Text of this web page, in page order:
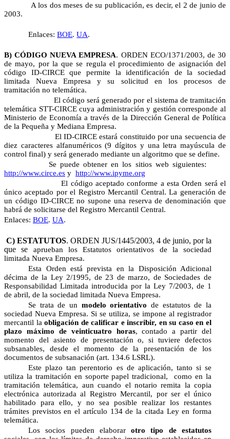
A los dos meses de su publicación, es decir, el 2 de junio de
2003.
Enlaces:BOE.UA.
B) CÓDIGO NUEVA EMPRESA. ORDEN ECO/1371/2003, de 30
de mayo, por la que se regula el procedimiento de asignación del
código ID-CIRCE que permite la identificación de la sociedad
limitada Nueva Empresa y su solicitud en los procesos de
tramitación no telemática.
El código será generado por el sistema de tramitación
telemática STT-CIRCE cuya administración y gestión corresponde al
Ministerio de Economía a través de la Dirección General de Política
de la Pequeña y Mediana Empresa.
El ID-CIRCE estará constituido por una secuencia de
diez caracteres alfanuméricos (9 dígitos y una letra mayúscula de
control final) y será generado mediante un algoritmo que se define.
Se puede obtener en los sitios web siguientes:
http://www.circe.es y http://www.ipyme.org
El código aceptado conforme a esta Orden será el
único aceptado por el Registro Mercantil Central. La generación de
un código ID-CIRCE no supone una reserva de denominación que
habrá de solicitarse del Registro Mercantil Central.
Enlaces: BOE. UA.
C) ESTATUTOS. ORDEN JUS/1445/2003, 4 de junio, por la
que se aprueban los Estatutos orientativos de la sociedad
limitada Nueva Empresa.
Esta Orden está prevista en la Disposición Adicional
décima de la Ley 2/1995, de 23 de marzo, de Sociedades de
Responsabilidad Limitada introducida por la Ley 7/2003, de 1
de abril, de la sociedad limitada Nueva Empresa.
Se trata de un modelo orientativo de estatutos de la
sociedad Nueva Empresa. Si se utiliza, se impone al registrador
mercantil laobligación de calificar e inscribir, en su caso en el
plazo máximo de veinticuatro horas, contado a partir del
momento del asiento de presentación o, si tuviere defectos
subsanables, desde el momento de la presentación de los
documentos de subsanación (art. 134.6 LSRL).
Este plazo tan perentorio es de aplicación, tanto si se
utiliza la tramitación en soporte papel tradicional, como en la
tramitación telemática, aun cuando el notario remita la copia
electrónica autorizada al Registro Mercantil, por ser el único
habilitado para ello, y no sea posible realizar los restantes
trámites previstos en el artículo 134 de la citada Ley en forma
telemática.
Los socios pueden elaborarotro tipo de estatutos